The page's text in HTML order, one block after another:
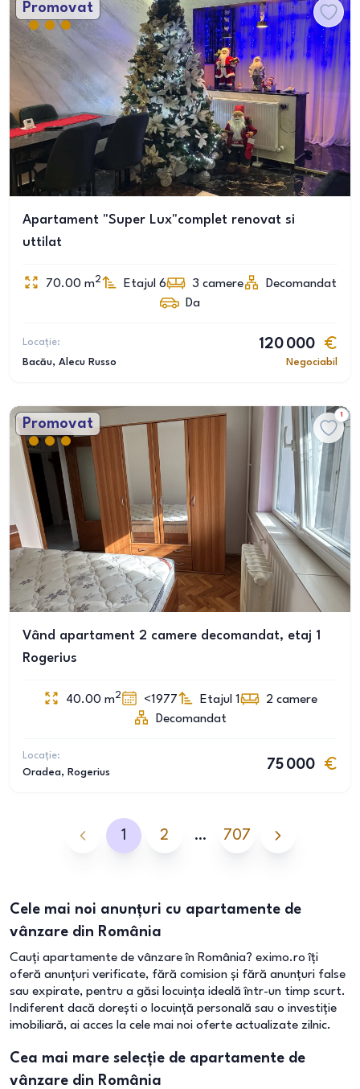
Promovat
Apartament "Super Lux"complet renovat si
uttilat
70.00 m2 Etajul 6 3 camere
Decomandat
Da
Locație:
Bacău, Alecu Russo
120 000
Negociabil
Promovat
1
Vând apartament 2 camere decomandat, etaj 1
Rogerius
40.00 m2 <1977 Etajul 1 2 camere
Decomandat
Locație:
Oradea, Rogerius
75 000
1 2 … 707
Cele mai noi anunțuri cu apartamente de
vânzare din România
Cauți apartamente de vânzare în România? eximo.ro îți
oferă anunțuri verificate, fără comision și fără anunțuri false
sau expirate, pentru a găsi locuința ideală într-un timp scurt.
Indiferent dacă dorești o locuință personală sau o investiție
imobiliară, ai acces la cele mai noi oferte actualizate zilnic.
Cea mai mare selecție de apartamente de
vânzare din România